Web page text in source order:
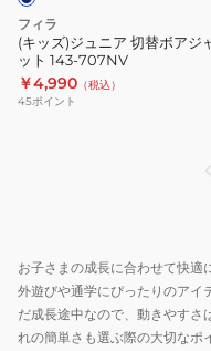
ボ
ア
ジ
ャ
フィラ
(キッズ)ジュニア 切替ボアジ
ット 143-707NV
￥4,990 （税込）
45ポイント
お子さまの成長に合わせて快適
外遊びや通学にぴったりのアイ
だ成長途中なので、動きやすさ
れの簡単さも選ぶ際の大切なポ